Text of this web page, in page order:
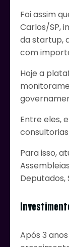
Foi assim
Carlos/SP,
da startup,
com
Hoje a
Entre eles,
Para isso,
Deputados,
Após 3